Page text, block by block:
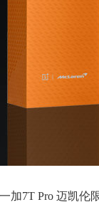
加7T Pro 迈凯伦